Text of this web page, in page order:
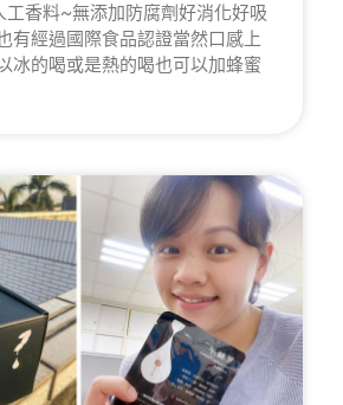
工香料~無添加防腐劑好消化好吸
有經過國際食品認證當然口感上
冰的喝或是熱的喝也可以加蜂蜜